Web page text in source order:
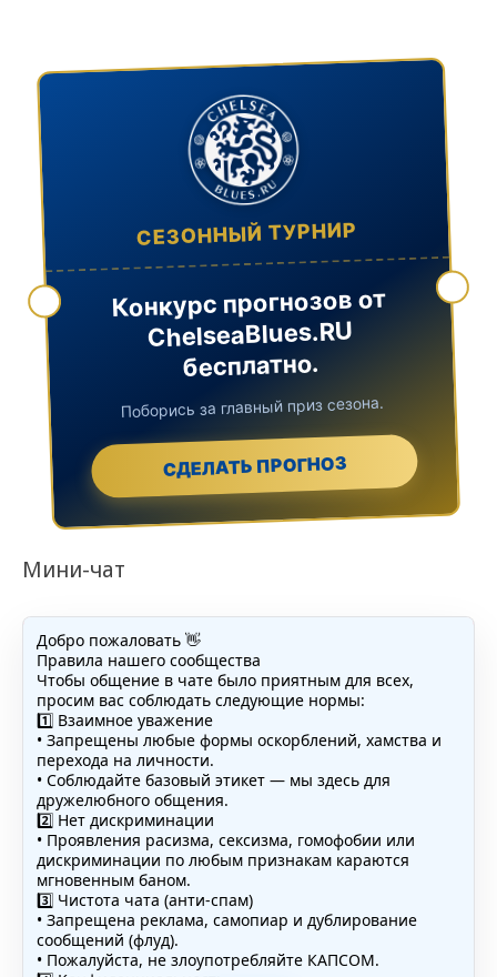
СЕЗОННЫЙ ТУРНИР
Конкурс прогнозов от
ChelseaBlues.RU
бесплатно.
Поборись за главный приз сезона.
СДЕЛАТЬ ПРОГНОЗ
Мини-чат
Добро пожаловать 👋
Правила нашего сообщества
Чтобы общение в чате было приятным для всех,
просим вас соблюдать следующие нормы:
1️⃣ Взаимное уважение
• Запрещены любые формы оскорблений, хамства и
перехода на личности.
• Соблюдайте базовый этикет — мы здесь для
дружелюбного общения.
2️⃣ Нет дискриминации
• Проявления расизма, сексизма, гомофобии или
дискриминации по любым признакам караются
мгновенным баном.
3️⃣ Чистота чата (анти-спам)
• Запрещена реклама, самопиар и дублирование
сообщений (флуд).
• Пожалуйста, не злоупотребляйте КАПСОМ.